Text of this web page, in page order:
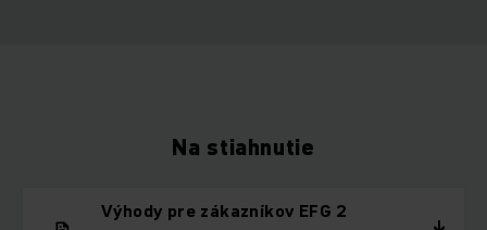
Na stiahnutie
Výhody pre zákazníkov EFG 2